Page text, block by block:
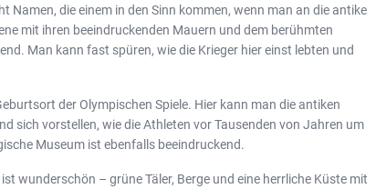
Namen, die einem in den Sinn kommen, wenn man an die antike
mit ihren beeindruckenden Mauern und dem berühmten
Man kann fast spüren, wie die Krieger hier einst lebten und
der Olympischen Spiele. Hier kann man die antiken
sich vorstellen, wie die Athleten vor Tausenden von Jahren um
Museum ist ebenfalls beeindruckend.
wunderschön – grüne Täler, Berge und eine herrliche Küste mit